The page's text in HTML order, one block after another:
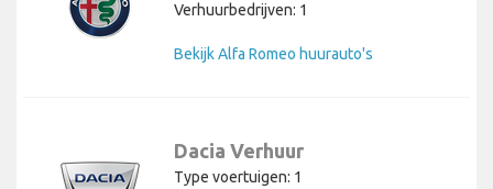
Verhuurbedrijven: 1
Bekijk Alfa Romeo huurauto's
Dacia Verhuur
Type voertuigen: 1